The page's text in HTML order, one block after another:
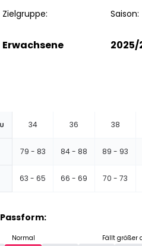
Zielgruppe:
Erwachsene
Saison:
2025/
34 36 38
79 - 83 84 - 88 89 - 93
63 - 65 66 - 69 70 - 73
Passform:
Normal Fällt größer